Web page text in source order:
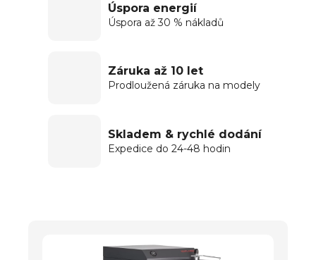
Úspora energií
Úspora až 30 % nákladů
Záruka až 10 let
Prodloužená záruka na modely
Skladem & rychlé dodání
Expedice do 24-48 hodin